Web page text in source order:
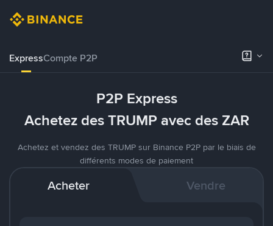
ExpressCompte P2P
P2P Express
Achetez des TRUMP avec des ZAR
Achetez et vendez des TRUMP sur Binance P2P par le biais de
différents modes de paiement
Acheter Vendre